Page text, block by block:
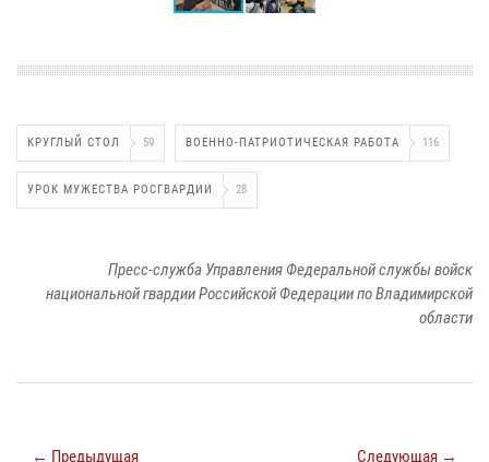
КРУГЛЫЙ СТОЛ 59 ВОЕННО-ПАТРИОТИЧЕСКАЯ РАБОТА 116
УРОК МУЖЕСТВА РОСГВАРДИИ 28
Пресс-служба Управления Федеральной службы войск
национальной гвардии Российской Федерации по Владимирской
области
← Предыдущая Следующая →